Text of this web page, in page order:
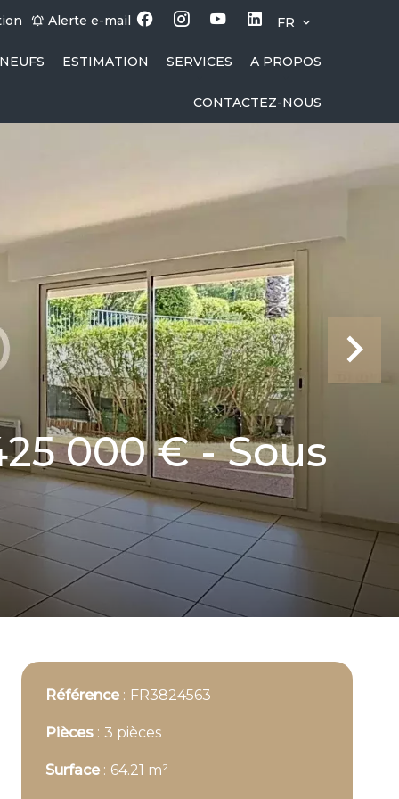
Alerte e-mail FR
ESTIMATION SERVICES A PROPOS
CONTACTEZ-NOUS
000 € - Sous
Référence FR3824563
Pièces 3 pièces
Surface 64.21 m²